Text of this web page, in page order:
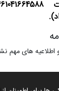
اطلاعیه های مهم